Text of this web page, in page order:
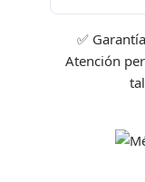
✅
Atención